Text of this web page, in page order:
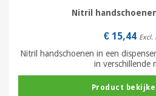
Nitril
€ 15,44 Excl.
Nitril handschoenen in een
in verschillende
Product